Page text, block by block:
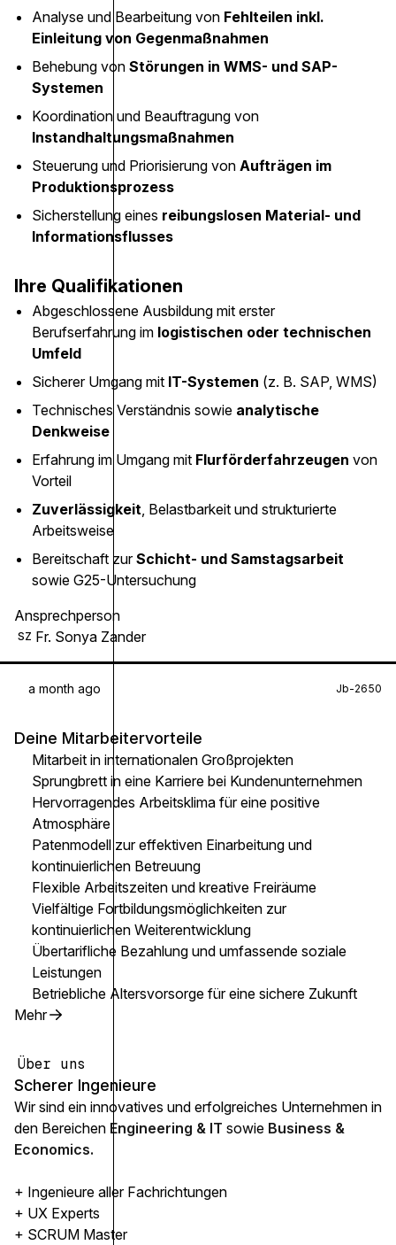
Analyse und Bearbeitung von Fehlteilen inkl.
Einleitung von Gegenmaßnahmen
Behebung von Störungen in WMS- und SAP-
Systemen
Koordination und Beauftragung von
Instandhaltungsmaßnahmen
Steuerung und Priorisierung von Aufträgen im
Produktionsprozess
Sicherstellung eines reibungslosen Material- und
Informationsflusses
Ihre Qualifikationen
Abgeschlossene Ausbildung mit erster
Berufserfahrung im logistischen oder technischen
Umfeld
Sicherer Umgang mit IT-Systemen (z. B. SAP, WMS)
Technisches Verständnis sowie analytische
Denkweise
Erfahrung im Umgang mit Flurförderfahrzeugen von
Vorteil
Zuverlässigkeit, Belastbarkeit und strukturierte
Arbeitsweise
Bereitschaft zurSchicht- und Samstagsarbeit
sowie G25-Untersuchung
Ansprechperson
SZ Fr. Sonya Zander
a month ago Jb-2650
Über uns
Scherer Ingenieure
Wir sind ein innovatives und erfolgreiches Unternehmen in
den Bereichen Engineering & IT sowie Business &
Economics.
+ Ingenieure aller Fachrichtungen
+ UX Experts
+ SCRUM Master
Deine Mitarbeitervorteile
Mitarbeit in internationalen Großprojekten
Sprungbrett in eine Karriere bei Kundenunternehmen
Hervorragendes Arbeitsklima für eine positive
Atmosphäre
Patenmodell zur effektiven Einarbeitung und
kontinuierlichen Betreuung
Flexible Arbeitszeiten und kreative Freiräume
Vielfältige Fortbildungsmöglichkeiten zur
kontinuierlichen Weiterentwicklung
Übertarifliche Bezahlung und umfassende soziale
Leistungen
Betriebliche Altersvorsorge für eine sichere Zukunft
Mehr